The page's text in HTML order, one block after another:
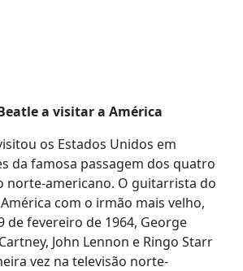
a visitar a América
os Estados Unidos em
da famosa passagem dos quatro
norte-americano. O guitarrista do
com o irmão mais velho,
de fevereiro de 1964, George
John Lennon e Ringo Starr
vez na televisão norte-